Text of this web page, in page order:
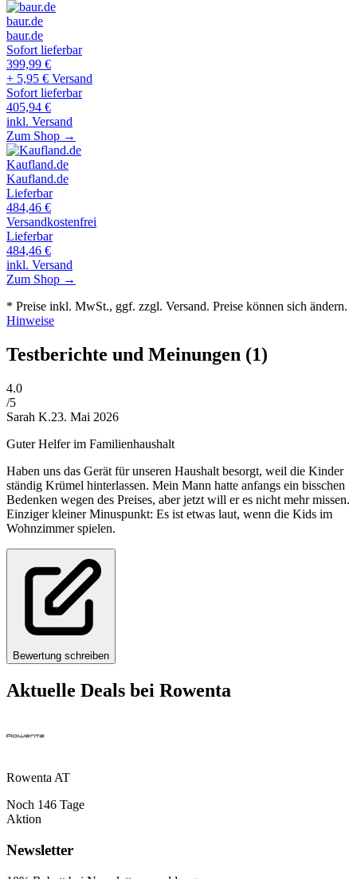
baur.de
baur.de
Sofort lieferbar
399,99 €
+ 5,95 € Versand
Sofort lieferbar
405,94 €
inkl. Versand
Zum Shop →
Kaufland.de
Kaufland.de
Lieferbar
484,46 €
Versandkostenfrei
Lieferbar
484,46 €
inkl. Versand
Zum Shop →
* Preise inkl. MwSt., ggf. zzgl. Versand. Preise können sich ändern.
Hinweise
Testberichte und Meinungen (1)
4.0
/5
Sarah K.23. Mai 2026
Guter Helfer im Familienhaushalt
Haben uns das Gerät für unseren Haushalt besorgt, weil die Kinder
ständig Krümel hinterlassen. Mein Mann hatte anfangs ein bisschen
Bedenken wegen des Preises, aber jetzt will er es nicht mehr missen.
Einziger kleiner Minuspunkt: Es ist etwas laut, wenn die Kids im
Wohnzimmer spielen.
Bewertung schreiben
Aktuelle Deals bei Rowenta
Rowenta AT
Noch 146 Tage
Aktion
Newsletter